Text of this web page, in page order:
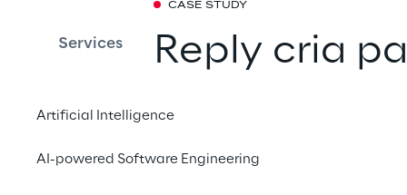
Services
Artificial Intelligence
AI-powered Software Engineering
CASE STUDY
Reply cria